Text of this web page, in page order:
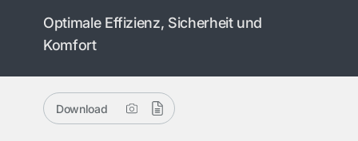
Optimale Effizienz, Sicherheit und
Komfort
Download